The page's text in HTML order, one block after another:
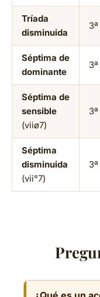
Tríada
disminuida
Séptima de
dominante
Séptima de
sensible
(viiø7)
Séptima
disminuida
(vii°7)